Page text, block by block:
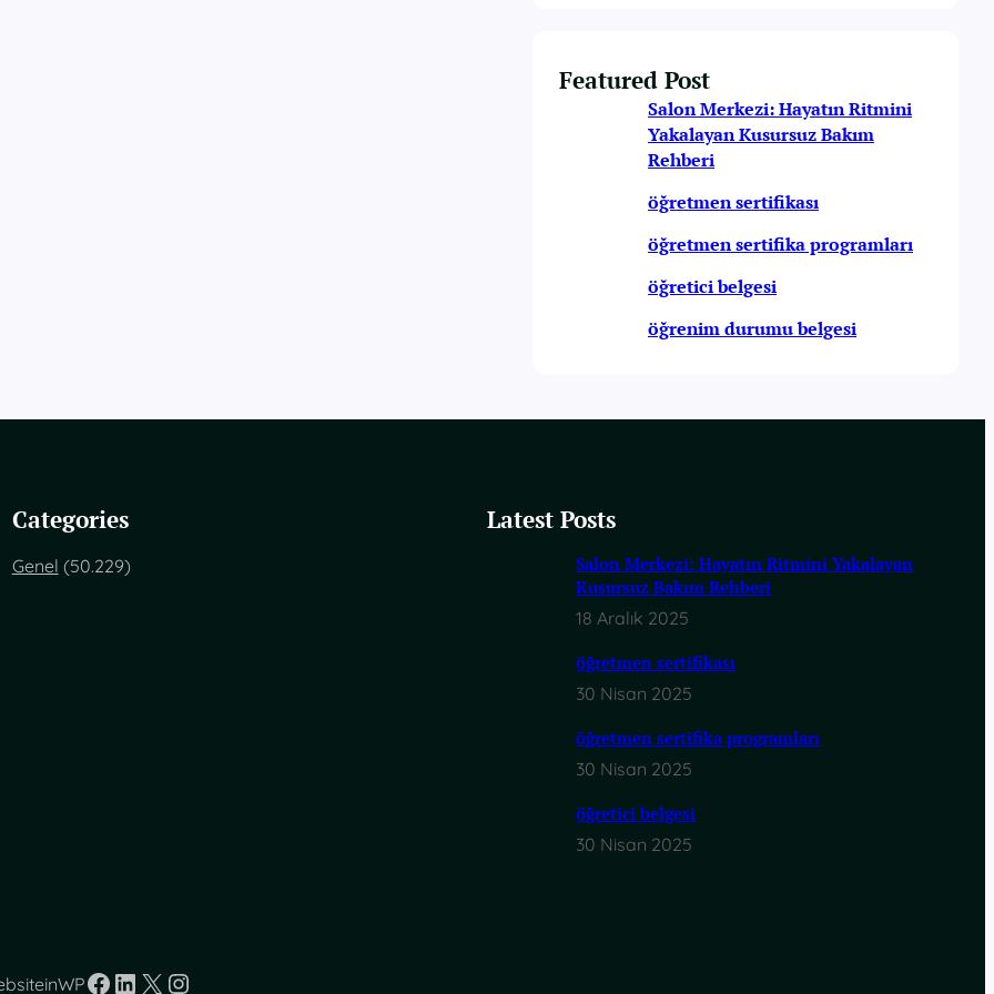
Featured Post
Salon Merkezi: Hayatın Ritmini
Yakalayan Kusursuz Bakım
Rehberi
öğretmen sertifikası
öğretmen sertifika programları
öğretici belgesi
öğrenim durumu belgesi
Categories
Genel (50.229)
Latest Posts
Salon Merkezi: Hayatın Ritmini Yakalayan
Kusursuz Bakım Rehberi
18 Aralık 2025
öğretmen sertifikası
30 Nisan 2025
öğretmen sertifika programları
30 Nisan 2025
öğretici belgesi
30 Nisan 2025
Facebook
LinkedIn
X Instagram